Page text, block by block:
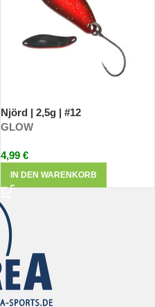
Njörd | 2,5g | #12
GLOW
4,99 €
IN DEN WARENKORB